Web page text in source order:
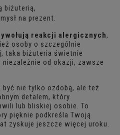
biżuterią,
na prezent.
reakcji alergicznych,
osoby o szczególnie
taka biżuteria świetnie
od okazji, zawsze
być nie tylko ozdobą, ale też
detalem, który
lub bliskiej osobie. To
pięknie podkreśla Twoją
zyskuje jeszcze więcej uroku.